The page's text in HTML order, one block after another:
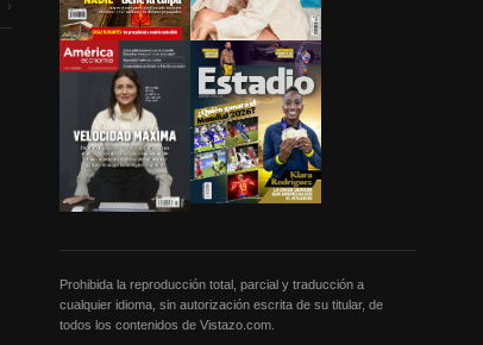
›
Prohibida la reproducción total, parcial y traducción a
cualquier idioma, sin autorización escrita de su titular, de
todos los contenidos de Vistazo.com.